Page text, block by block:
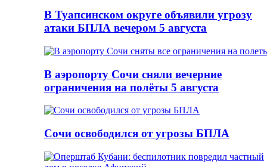
В Туапсинском округе объявили угрозу
атаки БПЛА вечером 5 августа
В аэропорту Сочи сняли вечерние
ограничения на полёты 5 августа
Сочи освободился от угрозы БПЛА